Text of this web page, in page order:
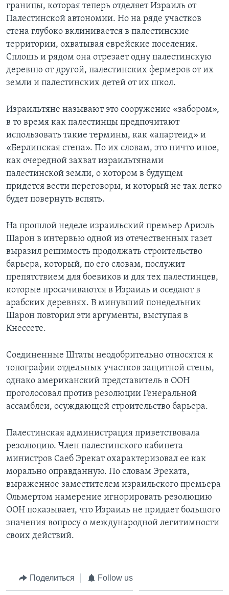
границы, которая теперь отделяет Израиль от
Палестинской автономии. Но на ряде участков
стена глубоко вклинивается в палестинские
территории, охватывая еврейские поселения.
Сплошь и рядом она отрезает одну палестинскую
деревню от другой, палестинских фермеров от их
земли и палестинских детей от их школ.
Израильтяне называют это сооружение «забором»,
в то время как палестинцы предпочитают
использовать такие термины, как «апартеид» и
«Берлинская стена». По их словам, это ничто иное,
как очередной захват израильтянами
палестинской земли, о котором в будущем
придется вести переговоры, и который не так легко
будет повернуть вспять.
На прошлой неделе израильский премьер Ариэль
Шарон в интервью одной из отечественных газет
выразил решимость продолжать строительство
барьера, который, по его словам, послужит
препятствием для боевиков и для тех палестинцев,
которые просачиваются в Израиль и оседают в
арабских деревнях. В минувший понедельник
Шарон повторил эти аргументы, выступая в
Кнессете.
Соединенные Штаты неодобрительно относятся к
топографии отдельных участков защитной стены,
однако американский представитель в ООН
проголосовал против резолюции Генеральной
ассамблеи, осуждающей строительство барьера.
Палестинская администрация приветствовала
резолюцию. Член палестинского кабинета
министров Саеб Эрекат охарактеризовал ее как
морально оправданную. По словам Эреката,
выраженное заместителем израильского премьера
Ольмертом намерение игнорировать резолюцию
ООН показывает, что Израиль не придает большого
значения вопросу о международной легитимности
своих действий.
Поделиться Follow us